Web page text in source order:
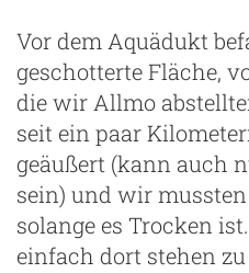
Vor dem Aquädukt
geschotterte Fläche,
die wir Allmo
seit ein paar
geäußert (kann auch
sein) und wir
solange es Trocken
einfach dort stehen